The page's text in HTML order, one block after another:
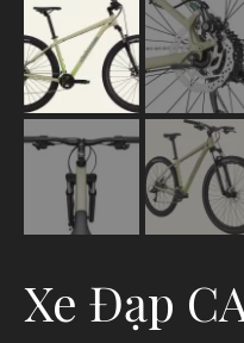
Xe Đạp